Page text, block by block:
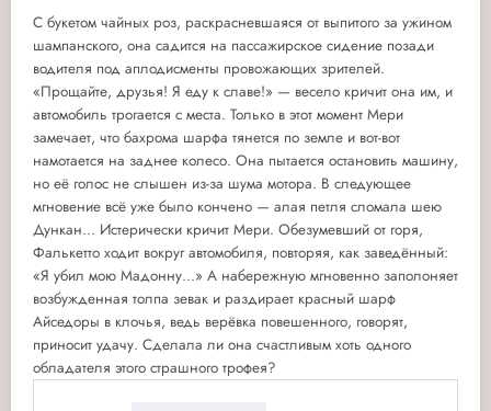
С букетом чайных роз, раскрасневшаяся от выпитого за ужином
шампанского, она садится на пассажирское сидение позади
водителя под аплодисменты провожающих зрителей.
«Прощайте, друзья! Я еду к славе!» — весело кричит она им, и
автомобиль трогается с места. Только в этот момент Мери
замечает, что бахрома шарфа тянется по земле и вот-вот
намотается на заднее колесо. Она пытается остановить машину,
но её голос не слышен из-за шума мотора. В следующее
мгновение всё уже было кончено — алая петля сломала шею
Дункан... Истерически кричит Мери. Обезумевший от горя,
Фалькетто ходит вокруг автомобиля, повторяя, как заведённый:
«Я убил мою Мадонну...» А набережную мгновенно заполоняет
возбужденная толпа зевак и раздирает красный шарф
Айседоры в клочья, ведь верёвка повешенного, говорят,
приносит удачу. Сделала ли она счастливым хоть одного
обладателя этого страшного трофея?